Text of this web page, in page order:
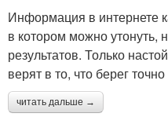
Информация в интернете
в котором можно
результатов. Только
верят в то, что берег
читать дальше →